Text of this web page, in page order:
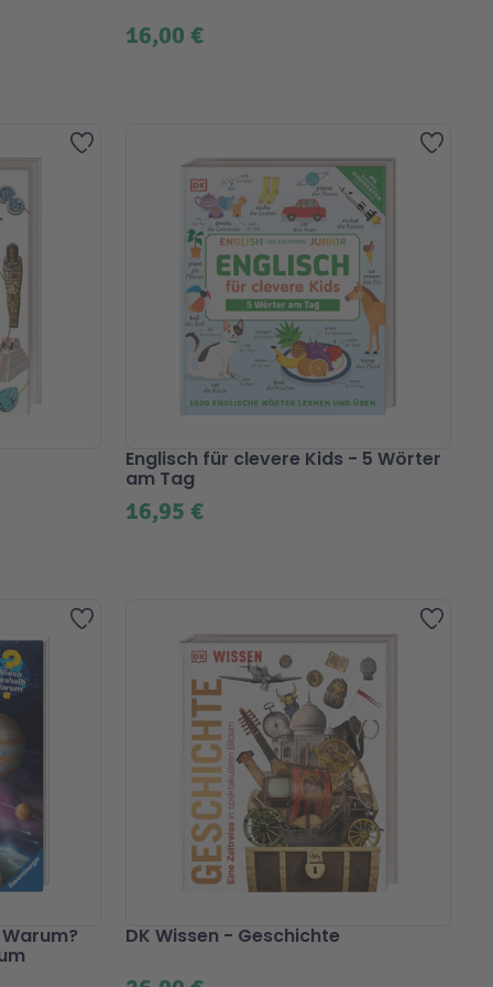
16,00 €
Zur Wunschliste hinzufügen Zur
16,95 €
Englisch für clevere Kids - 5 Wörter
am Tag
Zur Wunschliste hinzufügen Zur
DK Wissen - Geschichte